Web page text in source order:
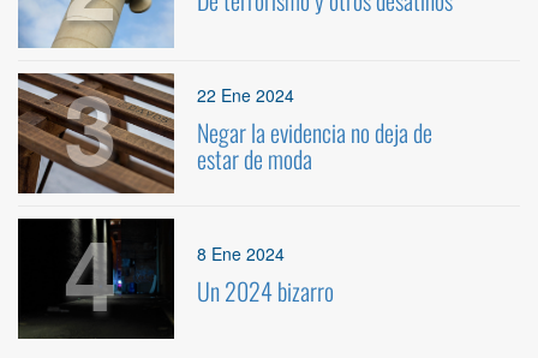
3 22 Ene 2024
Negar la evidencia no deja de
estar de moda
4 8 Ene 2024
Un 2024 bizarro